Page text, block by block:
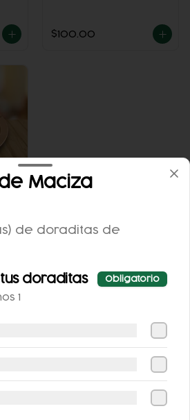
$100.00
Maciza
de doraditas de
doraditas Obligatorio
1